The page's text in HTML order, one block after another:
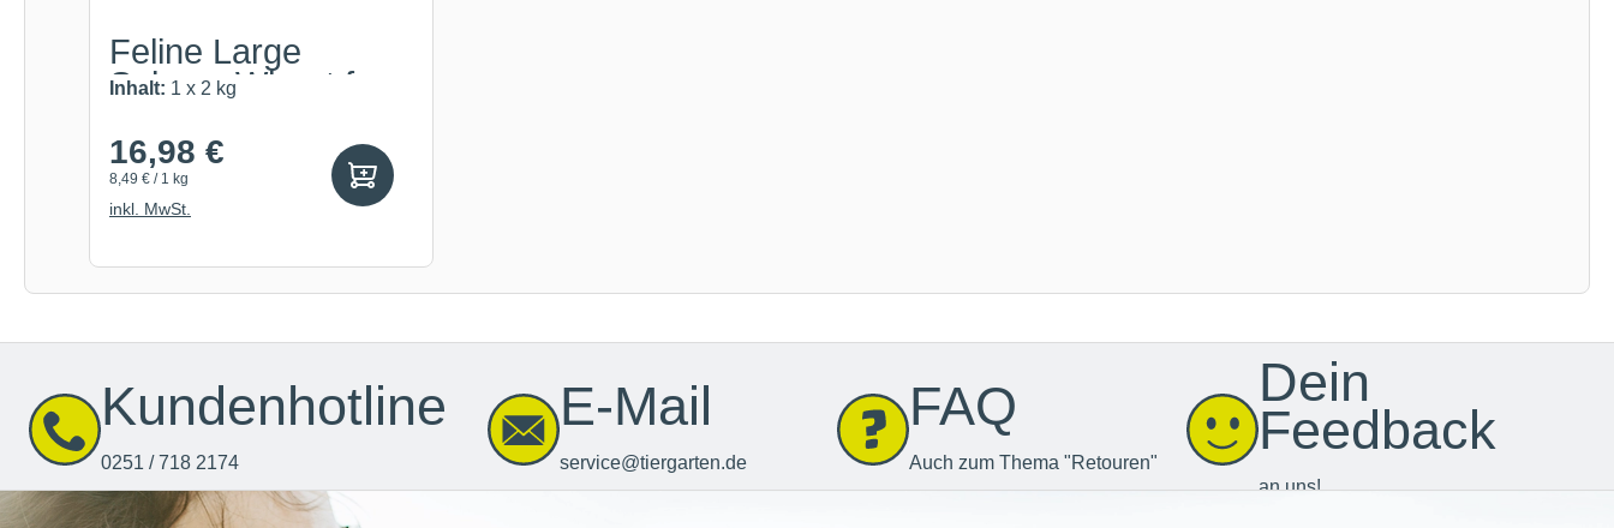
Feline Large
Salmon Wheat free
Inhalt: 1 x 2 kg
16,98 €
8,49 € / 1 kg
inkl. MwSt.
Kundenhotline
0251 / 718 2174
E-Mail
service@tiergarten.de
FAQ
Auch zum Thema "Retouren"
Dein
Feedback
an uns!